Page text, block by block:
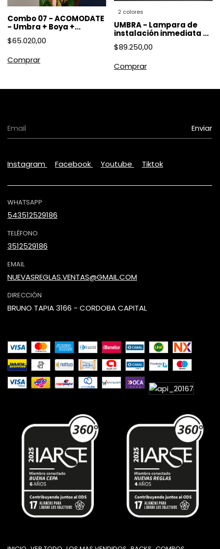
Combo 07 - ACOMODATE
- Umbra + Boya +
Espirales
$65.020,00
2 colores
UMBRA - Lampara de
instalación inmediata -
Mayoristas x8
$89.250,00
Comprar
Instagram Facebook Youtube Tiktok
WHATSAPP
543512529186
TELÉFONO
3512529186
EMAIL
NUEVASREGLAS.VENTAS@GMAIL.COM
DIRECCIÓN
BRUNO TAPIA 3166 - CORDOBA CAPITAL